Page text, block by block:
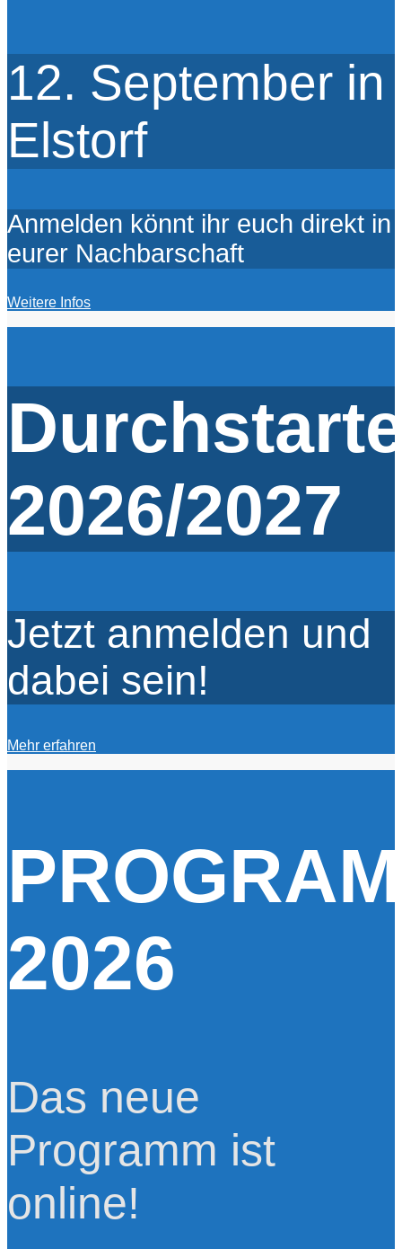
12. September in
Elstorf
Anmelden könnt ihr euch direkt in
eurer Nachbarschaft
Weitere Infos
2026/2027
Jetzt anmelden und
dabei sein!
Mehr erfahren
2026
Das neue
Programm ist
online!